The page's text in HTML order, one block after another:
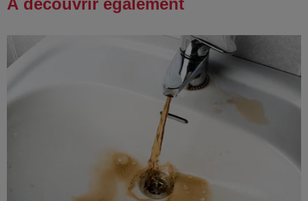
À découvrir également